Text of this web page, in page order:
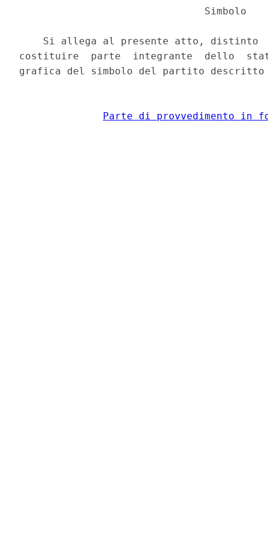
                               Simbolo
Si allega al presente atto, distinto
costituire  parte  integrante  dello
grafica del simbolo del partito
Parte di provvedimento in